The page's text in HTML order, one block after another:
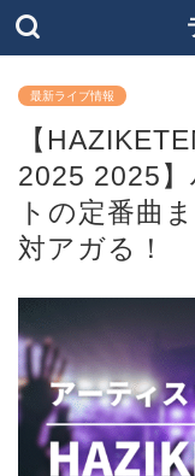
最新ライブ情報
【
2025 2025
トの定番曲
対アガる！